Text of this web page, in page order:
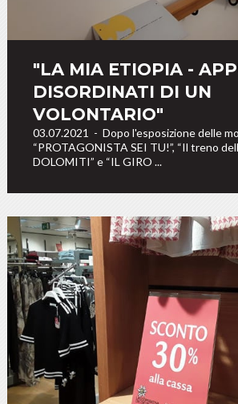
"LA MIA ETIOPIA -
DISORDINATI DI UN
VOLONTARIO"
03.07.2021 - Dopo l'esposizione delle
“PROTAGONISTA SEI TU!”, “Il treno
DOLOMITI” e “IL GIRO ...